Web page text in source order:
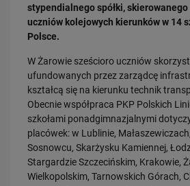
stypendialnego spółki,
uczniów kolejowych kierunków w 14
Polsce.
W Żarowie sześcioro uczniów
ufundowanych przez zarządcę
kształcą się na kierunku technik
Obecnie współpraca PKP Polskich
szkołami ponadgimnazjalnymi
placówek: w Lublinie,
Sosnowcu, Skarżysku Kamiennej,
Stargardzie Szczecińskim, Krakowie,
Wielkopolskim, Tarnowskich Górach,
03.08.2026
Dzięki KPO kolej zmieniła Limanową
PRZECZYTAJ
31.07.2026